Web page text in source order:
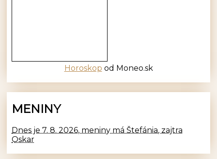
Horoskop od Moneo.sk
MENINY
Dnes je 7. 8. 2026, meniny má Štefánia, zajtra
Oskar